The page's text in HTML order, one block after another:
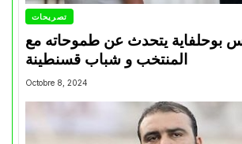
تصريحات
بوحلفاية يتحدث عن طموحاته مع
المنتخب و شباب قسنطينة
Octobre 8, 2024